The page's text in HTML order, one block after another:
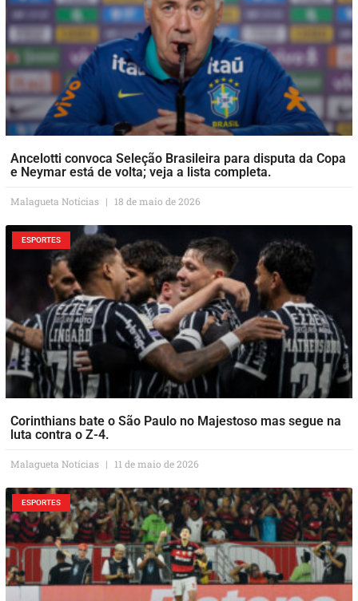
Ancelotti convoca Seleção Brasileira para disputa da Copa
e Neymar está de volta; veja a lista completa.
Malagueta Notícias 18 de maio de 2026
ESPORTES
Corinthians bate o São Paulo no Majestoso mas segue na
luta contra o Z-4.
Malagueta Notícias 11 de maio de 2026
ESPORTES